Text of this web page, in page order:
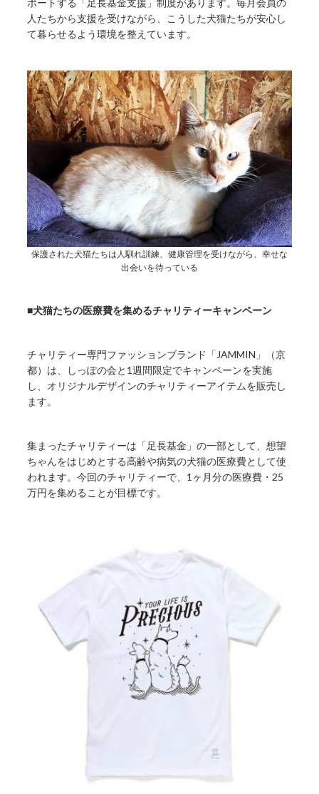
ポートする「足長基金支援」制度があります。毎月会員の
人たちから支援を受けながら、こうした犬猫たちが安心し
て暮らせるよう環境を整えています。
保護された犬猫たちは人馴れ訓練、健康管理を受けながら、幸せな
出会いを待っている
■犬猫たちの医療費を集めるチャリティーキャンペーン
チャリティー専門ファッションブランド「JAMMIN」（京
都）は、しっぽの会と1週間限定でキャンペーンを実施
し、オリジナルデザインのチャリティーアイテムを販売し
ます。
集まったチャリティーは「足長基金」の一部として、想望
ちゃんをはじめとする高齢や病気の犬猫の医療費として使
われます。今回のチャリティーで、1ヶ月分の医療費・25
万円を集めることが目標です。